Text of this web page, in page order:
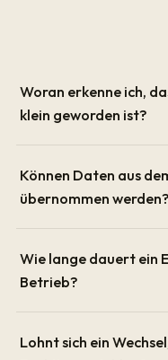
Woran erkenne ich,
klein geworden ist?
Können Daten aus
übernommen werden?
Wie lange dauert ein
Betrieb?
Lohnt sich ein